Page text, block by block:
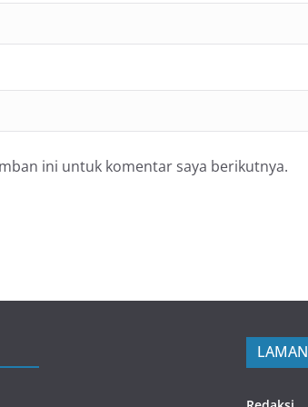
ini untuk komentar saya berikutnya.
LAMAN